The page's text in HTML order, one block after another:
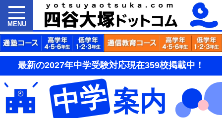
MENU
最新の2027年中学受験対応現在359校掲載中！
中学案内